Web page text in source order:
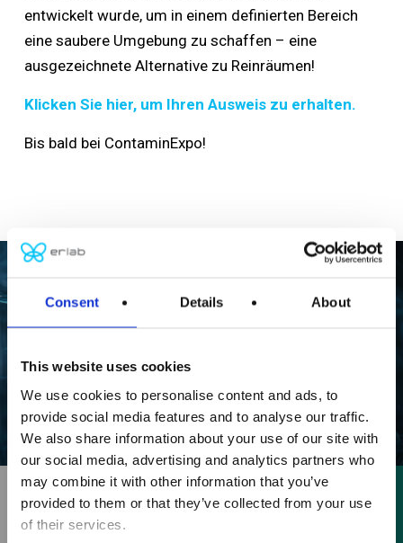
Consent Details About
This website uses cookies
We use cookies to personalise content and ads, to
provide social media features and to analyse our traffic.
We also share information about your use of our site with
our social media, advertising and analytics partners who
may combine it with other information that you’ve
provided to them or that they’ve collected from your use
of their services.
entwickelt wurde, um in einem definierten Bereich
eine saubere Umgebung zu schaffen – eine
ausgezeichnete Alternative zu Reinräumen!
Klicken Sie hier, um Ihren Ausweis zu erhalten.
Bis bald bei ContaminExpo!
Filtration im Labor: Vorurteile vs. Realitäten